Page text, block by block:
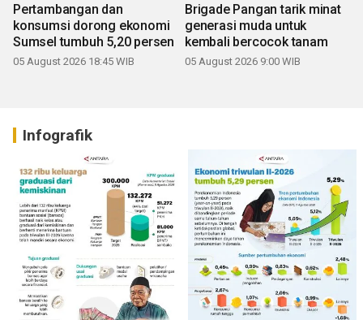
Pertambangan dan
konsumsi dorong ekonomi
Sumsel tumbuh 5,20 persen
05 August 2026 18:45 WIB
Brigade Pangan tarik minat
generasi muda untuk
kembali bercocok tanam
05 August 2026 9:00 WIB
Infografik